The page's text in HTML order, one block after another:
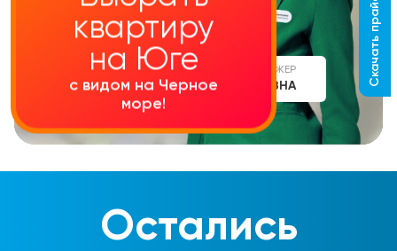
СТАРШИЙ МЕНЕДЖЕР
АЛИНА СЕРГЕЕВНА
Остались
квартиру
на Юге
с видом на Черное
море!